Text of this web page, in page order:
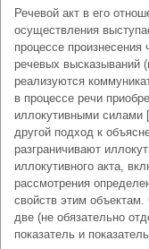
Речевой акт в его
осуществления
процессе
речевых высказываний
реализуются
в процессе речи
иллокутивными
другой подход к
разграничивают
иллокутивного акта,
рассмотрения
свойств этим
две (не обязательно
показатель и